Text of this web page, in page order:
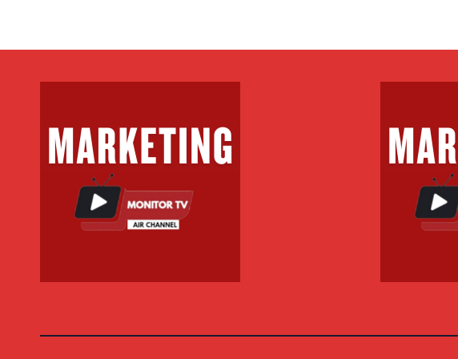
XHEKPOT VLT
XHEKPOT VLT